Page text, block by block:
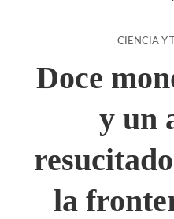
CIENCIA Y
Doce
y un
la